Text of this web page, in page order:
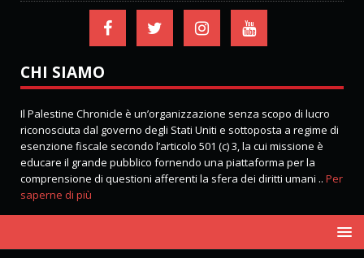
CHI SIAMO
Il Palestine Chronicle è un’organizzazione senza scopo di lucro
riconosciuta dal governo degli Stati Uniti e sottoposta a regime di
esenzione fiscale secondo l’articolo 501 (c) 3, la cui missione è
educare il grande pubblico fornendo una piattaforma per la
comprensione di questioni afferenti la sfera dei diritti umani .. Per
saperne di più